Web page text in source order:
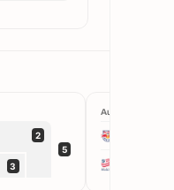
2
3
5
Aufstellung